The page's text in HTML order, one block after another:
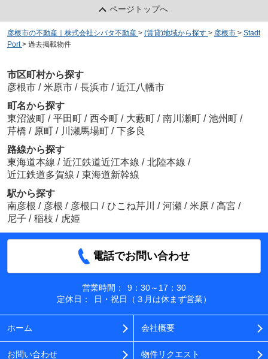
ページトップへ
彦根市の不動産｜株式会社シバタ不動産 > (賃貸)地域から探す > 彦根市 > Stadt
Port > 過去掲載物件
市区町村から探す
彦根市 / 米原市 / 長浜市 / 近江八幡市
町名から探す
東沼波町 / 平田町 / 西今町 / 大藪町 / 南川瀬町 / 池州町 /
芹橋 / 原町 / 川瀬馬場町 / 下多良
路線から探す
東海道本線 / 近江鉄道近江本線 / 北陸本線 /
近江鉄道多賀線 / 東海道新幹線
駅から探す
南彦根 / 彦根 / 彦根口 / ひこね芹川 / 河瀬 / 米原 / 高宮 /
尼子 / 稲枝 / 虎姫
電話でお問い合わせ
営業時間：
9：30～17：30
定休日：
日・祝日（３月は休まず営業）
ホーム 会社概要
お問い合わせ 物件リクエスト